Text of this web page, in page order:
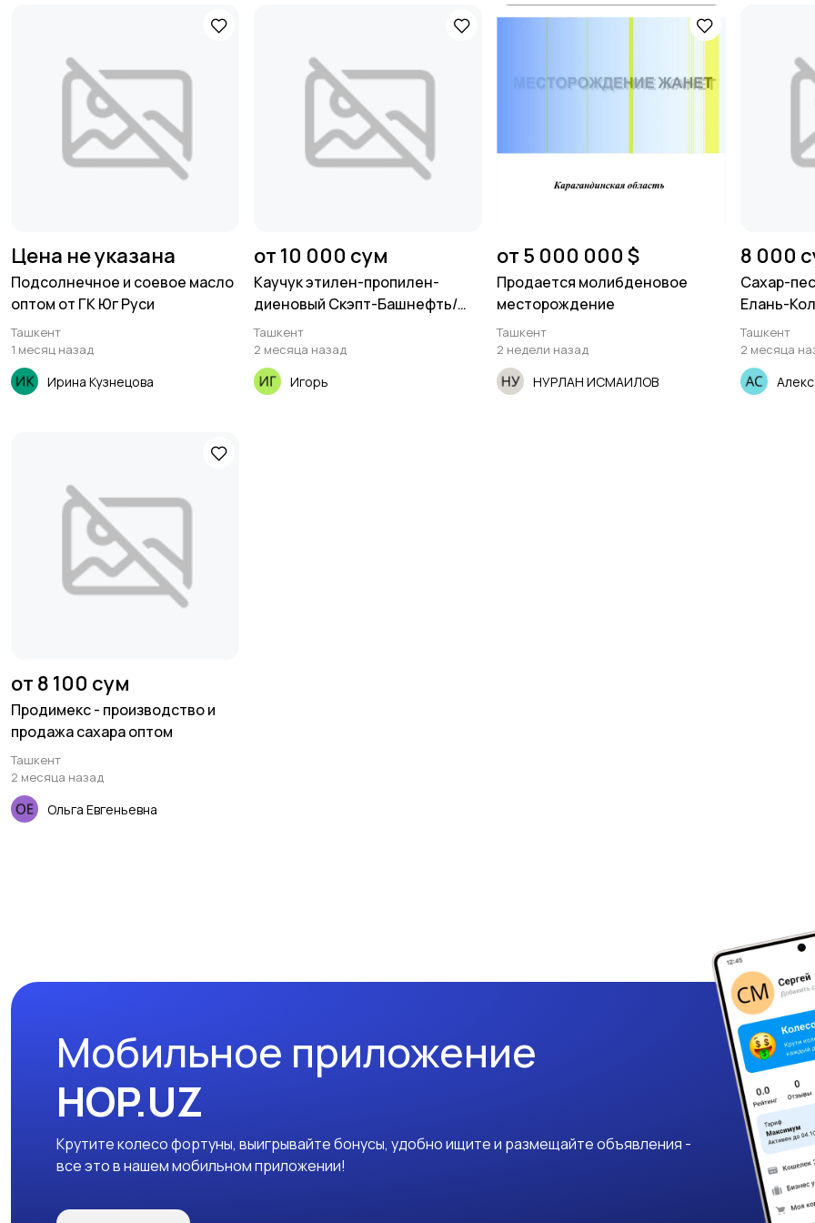
Цена не указана
Подсолнечное и соевое масло
оптом от ГК Юг Руси
Ташкент
1 месяц назад
Ирина Кузнецова
от 10 000 сум
Каучук этилен-пропилен-
диеновый Скэпт-Башнефть/
Роснефть
Ташкент
2 месяца назад
Игорь
от 5 000 000 $
Продается молибденовое
месторождение
Ташкент
2 недели назад
НУРЛАН ИСМАИЛОВ
8 000
Сахар-
Елань-
Ташкент
2 месяца
от 8 100 сум
Продимекс - производство и
продажа сахара оптом
Ташкент
2 месяца назад
Ольга Евгеньевна
Мобильное приложение
HOP.UZ
Крутите колесо фортуны, выигрывайте бонусы, удобно ищите и размещайте объявления -
все это в нашем мобильном приложении!